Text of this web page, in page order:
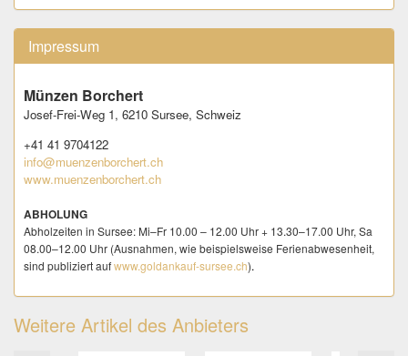
Bezahlen - Käufer möchte bezahlen) mitzuteilen.
- Der Versand an My Post 24 - Stationen, sowie "Postlagernd" wird
Versand ins Ausland erfolgt nur sofern explizit angeboten, bis max. CHF
99.00 Warenwert pro Sendung.
ABHOLUNG
Abholzeiten in Sursee: Mi–Fr 10.00 – 12.00 Uhr + 13.30–17.00 Uhr,
Sa 08.00–12.00 Uhr (Ausnahmen, wie beispielsweise
VERSANDKOSTEN
Schweiz: Die angegebenen Versandkosten beinhalten Porto,
Verpackung & Aufwand. Der Käufer bezahlt beim Kauf mehrerer Artikel 1
Internationaler Versand nur, sofern explizit angeboten:Die
Versandkosten beinhalten Porto, Verpackung & Aufwand. Der Käufer
bezahlt beim Erwerb mehrerer Artikel 1 x die höchsten Versandkosten
Impressum
Münzen Borchert
Josef-Frei-Weg 1, 6210 Sursee, Schweiz
+41 41 9704122
info@muenzenborchert.ch
www.muenzenborchert.ch
ABHOLUNG
Abholzeiten in Sursee: Mi–Fr 10.00 – 12.00 Uhr + 13.30–17.00 Uhr, Sa
08.00–12.00 Uhr (Ausnahmen, wie beispielsweise Ferienabwesenheit,
sind publiziert aufwww.goldankauf-sursee.ch).
Weitere Artikel des Anbieters